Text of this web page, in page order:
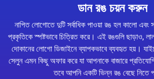
ডান রঙ চয়ন করুন
নাপিত লোগোতে দুটি সর্বাধিক পাওয়া রঙ হল কালো এবং
প্রকৃতিকে স্পষ্টভাবে চিত্রিত করে। এই রঙগুলি ছাড়াও,
দোকানের লোগো ডিজাইনে ব্যাপকভাবে ব্যবহৃত হয়।
সেলুন এমন কিছু অফার করে যা আপনাকে বাজারে
তবে আপনি একটি ভিন্ন রঙ বেছে নিতে